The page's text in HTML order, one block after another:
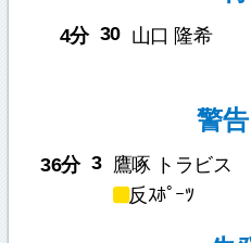
4分 30 山口 隆希
警
36分 3 鷹啄 トラビス
反ｽﾎﾟｰﾂ